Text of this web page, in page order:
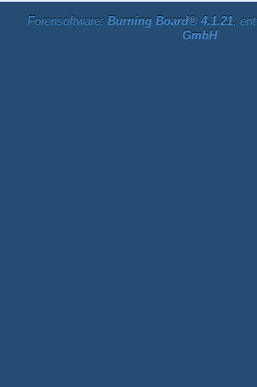
Forensoftware: Burning Board® 4.1.21,
GmbH